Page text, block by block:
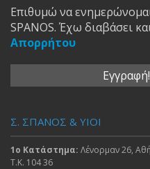
Επιθυμώ να
SPANOS. Έχω διαβάσει
Απορρήτου
Σ. ΣΠΑΝΟΣ & ΥΙΟΙ
1ο Κατάστημα: Λένορμαν 26,
Τ.Κ. 104 36